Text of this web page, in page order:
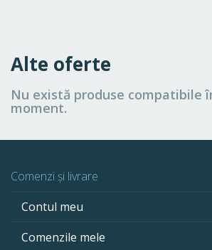
Alte oferte
Nu există produse compatibile
moment.
Comenzi și livrare
Contul meu
Comenzile mele